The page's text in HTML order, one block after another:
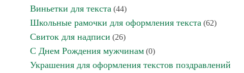
Виньетки для текста (44)
Школьные рамочки для оформления текста (62)
Свиток для надписи (26)
С Днем Рождения мужчинам (0)
Украшения для оформления текстов поздравлений